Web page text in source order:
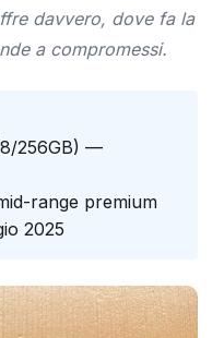
davvero, dove fa la
a compromessi.
256GB) —
range premium
2025